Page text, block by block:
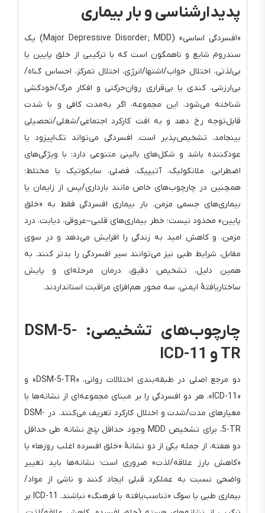
پدیدارشناسی و بار بیماری
«افسردگی اساسی» (Major Depressive Disorder; MDD) یک
سندروم شایع و ناهمگون است که با ترکیبی از خلق پایین یا
بی‌لذتی، اختلال خواب/اشتها/انرژی، اختلال تمرکز، احساس گناه/
بی‌ارزشی، کندی یا بی‌قراری روان‌حرکتی و افکار مرگ/خودکشی
شناخته می‌شود. این مجموعه، اگر به‌مدت کافی و با شدت
قابل‌توجه رخ دهد و به افت کارکرد اجتماعی/شغلی/تحصیلی
بینجامد، تشخیص‌پذیر است. افسردگی می‌تواند تک‌اپیزود یا
عودکننده باشد و شکل‌های بالینی متنوعی دارد: با ویژگی‌های
اضطرابی، ملانکولیک، آتیپیک، فصلی، سایکوتیک یا مختلط؛
همچنین در چارچوب‌های خاص مانند بارداری/پس از زایمان یا
بیماری‌های جسمی مزمن. بار بیماری افسردگی فقط به «خلق
پایین» محدود نیست؛ خطر بیماری‌های قلبی–عروقی، دیابت، درد
مزمن، و کاهش امید به زندگی را افزایش می‌دهد و در سوی
مقابل، شرایط طبی نیز می‌توانند سیر افسردگی را بدتر کنند. به
همین دلیل، تشخیص دقیق، درمان مرحله‌ای و پایش
ساختاریافتهٔ ایمنی، سه محور هم‌افزای مراقبت استانداردند.
چارچوب‌های تشخیصی: DSM-5-
TR و ICD-11
دو مرجع اصلی در طبقه‌بندی اختلالات روانی، «DSM-5-TR» و
«ICD-11»، هر دو افسردگی را بر مبنای مجموعه‌ای از نشانه‌ها با
معیارهای مدت/شدت و اختلال کارکرد تعریف می‌کنند. در DSM-
5-TR، برای تشخیص MDD وجود حداقل
پنج نشانه طی حداقل
دو هفته، از جمله یکی از دو نشانهٔ «خلق افسرده اغلب روزها» یا
«کاهش بارز علاقه/لذت» ضروری است؛ نشانه‌ها باید تغییر
واضحی نسبت به عملکرد قبلی ایجاد کنند و ناشی از مواد/
بیماری طبی یا سوگ «تناسب‌یافته با فرهنگ» نباشند. ICD-11 بر